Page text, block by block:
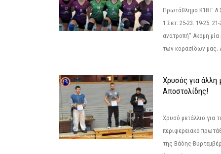
Πρωτάθλημα Κ18
1 Σετ: 25-23. 19-25.
ανατροπή" Ακόμη μία
των κορασίδων μας.
Χρυσός για άλλη
Αποστολίδης!
Χρυσό μετάλλιο για
περιφερειακό
της Βάδης-